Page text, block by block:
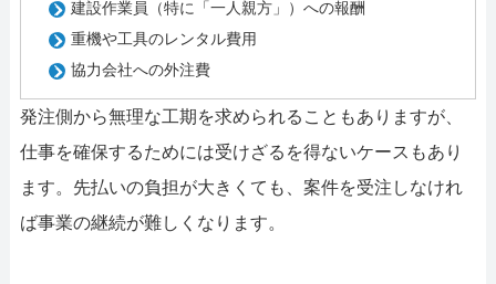
建設作業員（特に「一人親方」）への報酬
重機や工具のレンタル費用
協力会社への外注費
発注側から無理な工期を求められることもありますが、
仕事を確保するためには受けざるを得ないケースもあり
ます。先払いの負担が大きくても、案件を受注しなけれ
ば事業の継続が難しくなります。